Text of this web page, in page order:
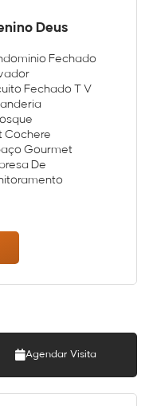
Deus
Fechado
Fechado T V
Cochere
Gourmet
De
Agendar Visita